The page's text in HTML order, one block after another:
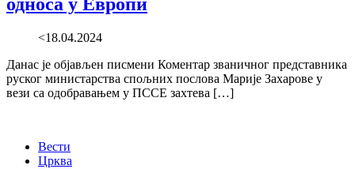
односа у Европи
<18.04.2024
Данас је објављен писмени Коментар званичног представника
руског министарства спољних послова Марије Захарове у
вези са одобравањем у ПССЕ захтева […]
Вести
Црква